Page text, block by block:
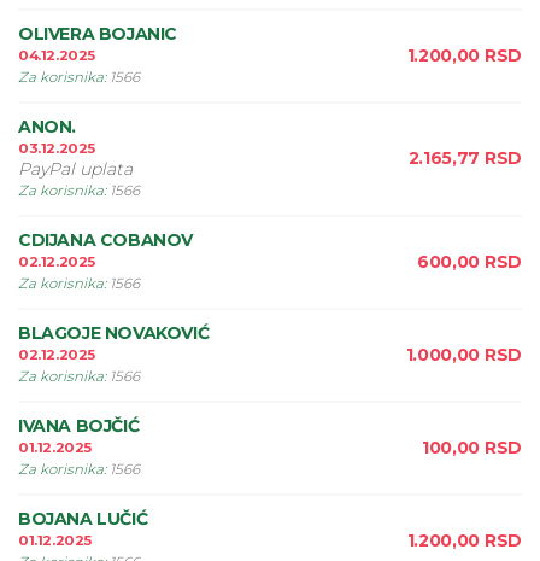
OLIVERA BOJANIC
04.12.2025
Za korisnika: 1566
1.200,00 RSD
ANON.
03.12.2025
PayPal uplata
Za korisnika: 1566
2.165,77 RSD
CDIJANA COBANOV
02.12.2025
Za korisnika: 1566
600,00 RSD
BLAGOJE NOVAKOVIĆ
02.12.2025
Za korisnika: 1566
1.000,00 RSD
IVANA BOJČIĆ
01.12.2025
Za korisnika: 1566
100,00 RSD
BOJANA LUČIĆ
01.12.2025
1.200,00 RSD